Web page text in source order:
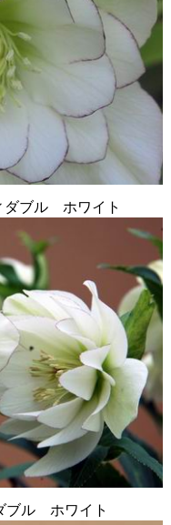
ブル ホワイト
ブル ホワイト